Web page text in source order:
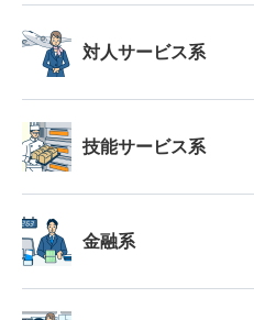
対人サービス系
技能サービス系
金融系